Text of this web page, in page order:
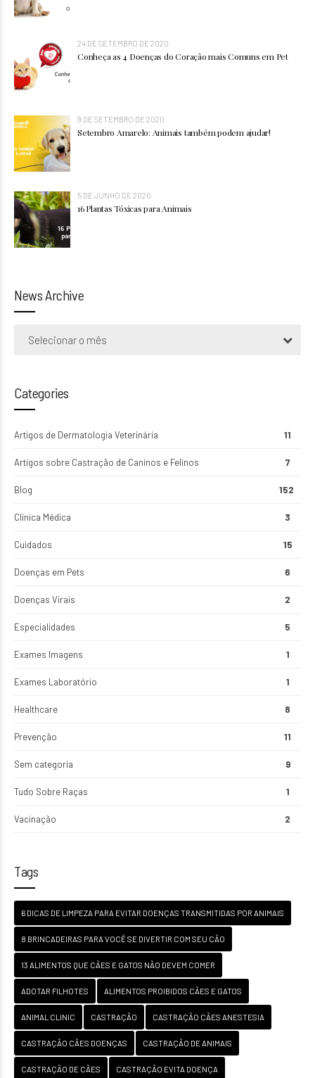
24 DE SETEMBRO DE 2020
Conheça as 4 Doenças do Coração mais Comuns em Pet
9 DE SETEMBRO DE 2020
Setembro Amarelo: Animais também podem ajudar!
5 DE JUNHO DE 2020
16 Plantas Tóxicas para Animais
News Archive
Selecionar o mês
Categories
Artigos de Dermatologia Veterinária 11
Artigos sobre Castração de Caninos e Felinos 7
Blog 152
Clínica Médica 3
Cuidados 15
Doenças em Pets 6
Doenças Virais 2
Especialidades 5
Exames Imagens 1
Exames Laboratório 1
Healthcare 8
Prevenção 11
Sem categoria 9
Tudo Sobre Raças 1
Vacinação 2
Tags
6 DICAS DE LIMPEZA PARA EVITAR DOENÇAS TRANSMITIDAS POR ANIMAIS
8 BRINCADEIRAS PARA VOCÊ SE DIVERTIR COM SEU CÃO
13 ALIMENTOS QUE CÃES E GATOS NÃO DEVEM COMER
ADOTAR FILHOTES ALIMENTOS PROIBIDOS CÃES E GATOS
ANIMAL CLINIC CASTRAÇÃO CASTRAÇÃO CÃES ANESTESIA
CASTRAÇÃO CÃES DOENÇAS CASTRAÇÃO DE ANIMAIS
CASTRAÇÃO DE CÃES CASTRAÇÃO EVITA DOENÇA